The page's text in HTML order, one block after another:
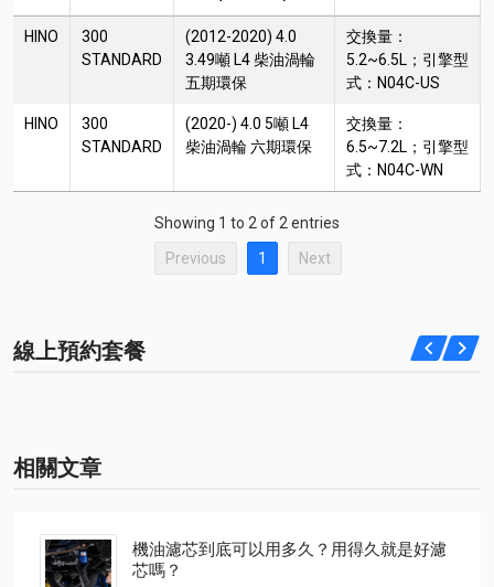
HINO
300
STANDARD
(2012-2020) 4.0
3.49噸 L4 柴油渦輪
五期環保
交換量：
5.2~6.5L；引擎型
式：N04C-US
HINO
300
STANDARD
(2020-) 4.0 5噸 L4
柴油渦輪 六期環保
交換量：
6.5~7.2L；引擎型
式：N04C-WN
Showing 1 to 2 of 2 entries
Previous 1 Next
線上預約套餐
相關文章
機油濾芯到底可以用多久？用得久就是好濾
芯嗎？